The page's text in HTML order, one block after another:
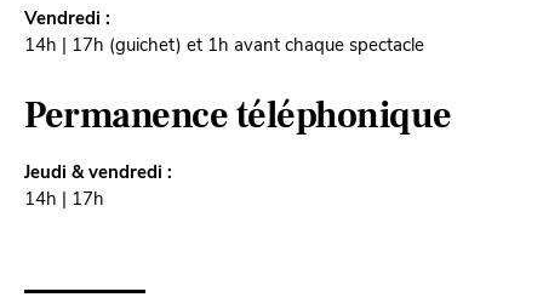
Vendredi :
14h | 17h (guichet) et 1h avant chaque spectacle
Permanence téléphonique
Jeudi & vendredi :
14h | 17h